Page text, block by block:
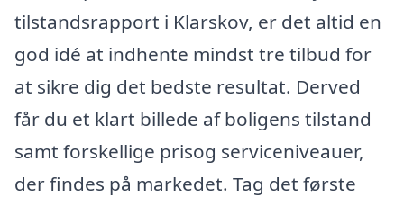
tilstandsrapport i Klarskov, er det altid en
god idé at indhente mindst tre tilbud for
at sikre dig det bedste resultat. Derved
får du et klart billede af boligens tilstand
samt forskellige prisog serviceniveauer,
der findes på markedet. Tag det første